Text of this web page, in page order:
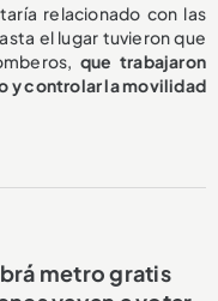
relacionado con las
el lugar tuvieron que
que trabajaron
y controlar la movilidad
metro gratis